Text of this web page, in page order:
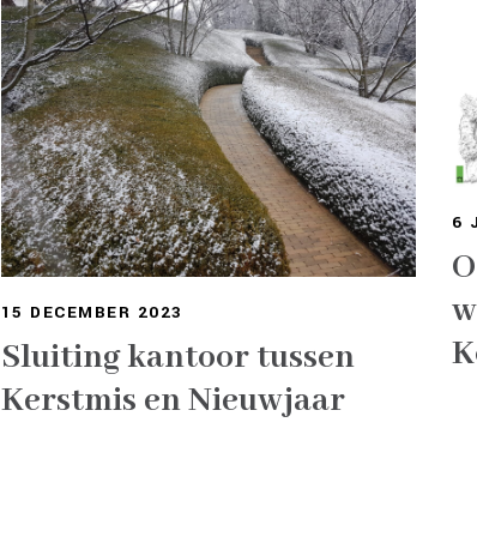
15 DECEMBER 2023
Sluiting kantoor tussen
Kerstmis en Nieuwjaar
6